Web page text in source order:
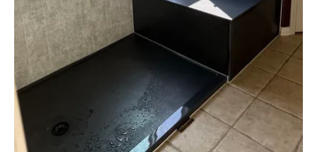
presidente de Estados Unidos, Donald Trump, para que no
escale contra la República Islámica. Sin embargo, los ataques
que Arabia Saudita aún sufre desde múltiples frentes han
dejado a los funcionarios cada vez más alarmados y
frustrados.Un funcionario saudí dijo a CNN el jueves que el
reino se preparaba para un gran ataque coordinado por
milicias respaldadas por Irán en Iraq y Yemen, apoyadas por
el Cuerpo de la Guardia Revolucionaria Islámica de Irán.
CNN también informó que Teherán advirtió a las naciones